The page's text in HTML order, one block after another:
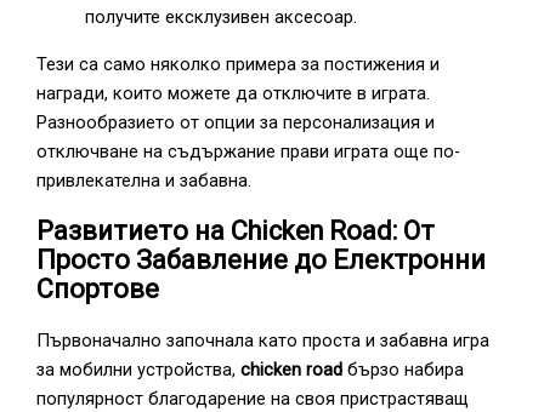
получите ексклузивен аксесоар.
Тези са само няколко примера за постижения и
награди, които можете да отключите в играта.
Разнообразието от опции за персонализация и
отключване на съдържание прави играта още по-
привлекателна и забавна.
Развитието на Chicken Road: От
Просто Забавление до Електронни
Спортове
Първоначално започнала като проста и забавна игра
за мобилни устройства,chicken road бързо набира
популярност благодарение на своя пристрастяващ